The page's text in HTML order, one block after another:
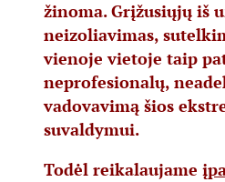
žinoma. Grįžusiųjų iš
neizoliavimas,
vienoje vietoje taip
neprofesionalų,
vadovavimą šios
suvaldymui.
Todėl reikalaujame